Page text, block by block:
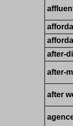
after-
after-
after